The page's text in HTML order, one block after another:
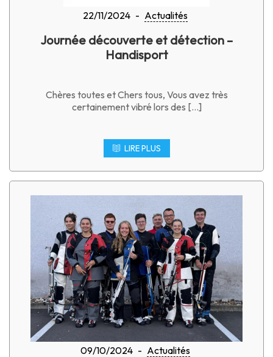
22/11/2024 - Actualités
Journée découverte et détection –
Handisport
Chères toutes et Chers tous, Vous avez très
certainement vibré lors des […]
LIRE PLUS
09/10/2024 - Actualités